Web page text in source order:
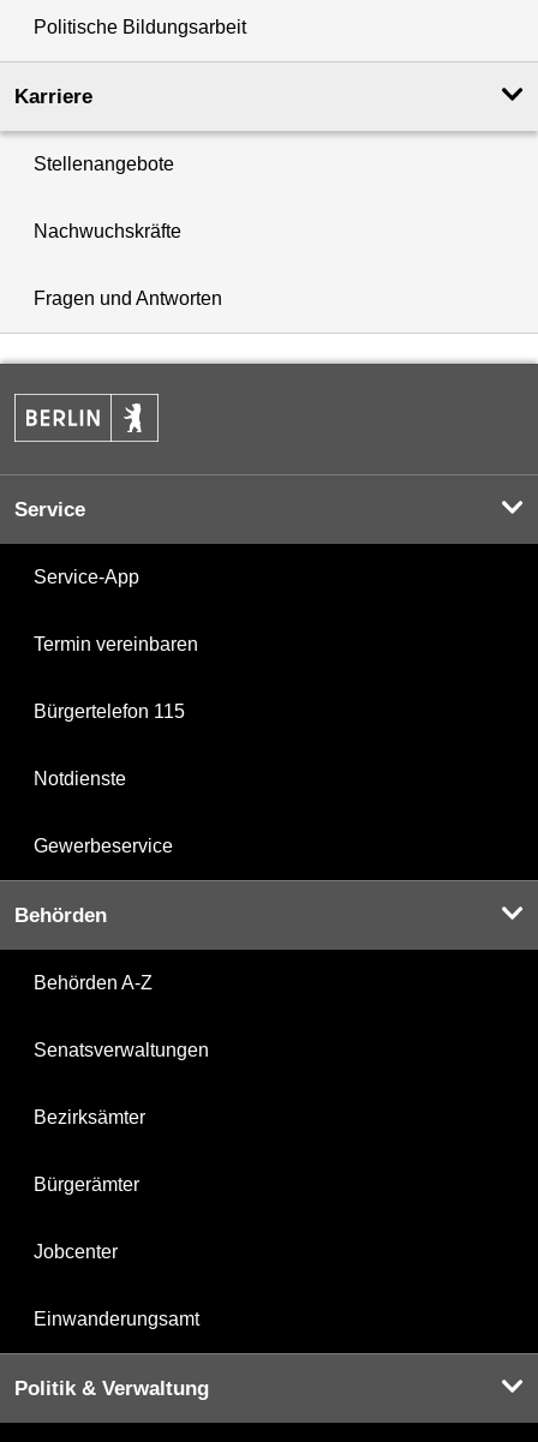
Politische Bildungsarbeit
Karriere
Stellenangebote
Nachwuchskräfte
Fragen und Antworten
Service
Service-App
Termin vereinbaren
Bürgertelefon 115
Notdienste
Gewerbeservice
Behörden
Behörden A-Z
Senatsverwaltungen
Bezirksämter
Bürgerämter
Jobcenter
Einwanderungsamt
Politik & Verwaltung